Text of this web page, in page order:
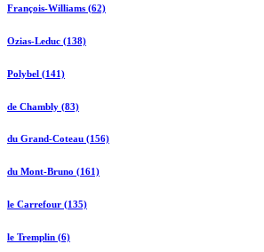
François-Williams (62)
Ozias-Leduc (138)
Polybel (141)
de Chambly (83)
du Grand-Coteau (156)
du Mont-Bruno (161)
le Carrefour (135)
le Tremplin (6)